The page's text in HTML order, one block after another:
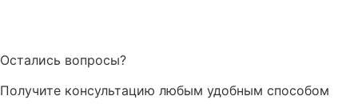
Остались вопросы?
Получите консультацию любым удобным способом